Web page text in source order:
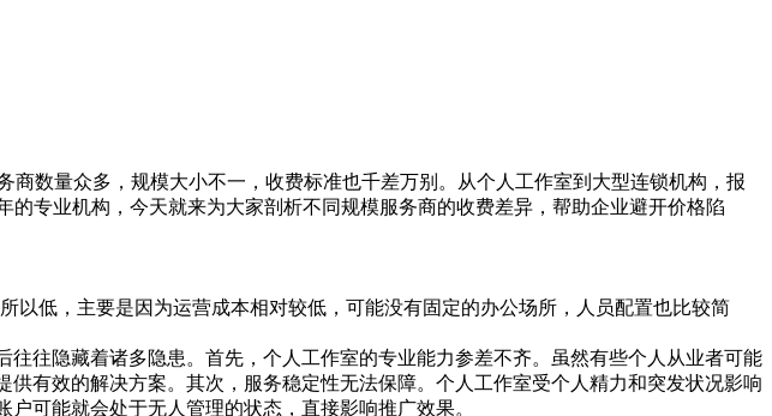
商数量众多，规模大小不一，收费标准也千差万别。从个人工作室到大型连锁机构，报
的专业机构，今天就来为大家剖析不同规模服务商的收费差异，帮助企业避开价格陷
以低，主要是因为运营成本相对较低，可能没有固定的办公场所，人员配置也比较简
往隐藏着诸多隐患。首先，个人工作室的专业能力参差不齐。虽然有些个人从业者可能
有效的解决方案。其次，服务稳定性无法保障。个人工作室受个人精力和突发状况影响
可能就会处于无人管理的状态，直接影响推广效果。